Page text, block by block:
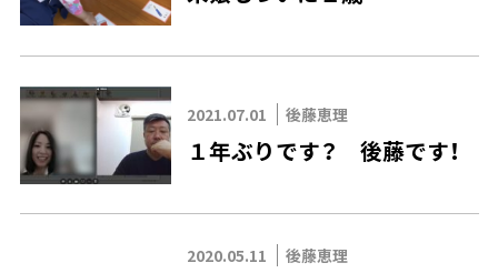
2021.07.01 後藤恵理
１年ぶりです？ 後藤です！
2020.05.11 後藤恵理